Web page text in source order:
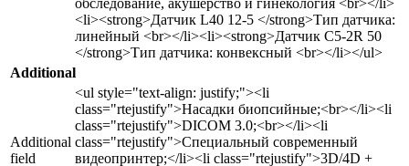
обследование, акушерство и гинекология <br></li>
<li><strong>Датчик L40 12-5 </strong>Тип датчика:
линейный <br></li><li><strong>Датчик C5-2R 50
</strong>Тип датчика: конвексный <br></li></ul>
Additional
Additional
field
<ul style="text-align: justify;"><li
class="rtejustify">Насадки биопсийные;<br></li><li
class="rtejustify">DICOM 3.0;<br></li><li
class="rtejustify">Специальный современный
видеопринтер;</li><li class="rtejustify">3D/4D +